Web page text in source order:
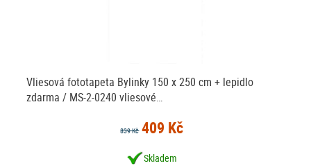
Vliesová fototapeta Bylinky 150 x 250 cm + lepidlo
zdarma / MS-2-0240 vliesové…
839 Kč 409 Kč
Skladem